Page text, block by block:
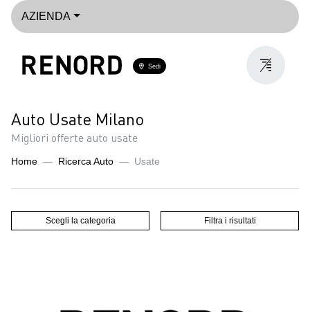
AZIENDA
Sedi
Auto Usate Milano
Migliori offerte auto usate
Home Ricerca Auto Usate
Scegli la categoria Filtra i risultati